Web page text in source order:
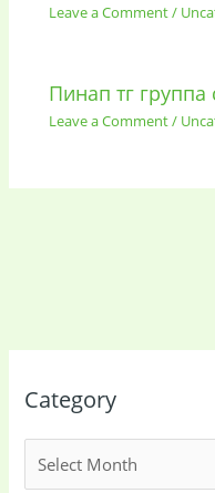
Category
Leave a Comment/
Пинап тг группа
Leave a Comment/